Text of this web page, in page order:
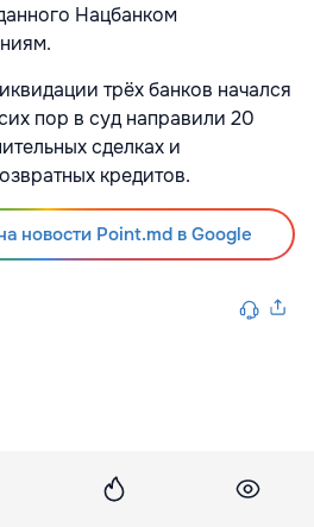
Нацбанком
трёх банков начался
пор в суд направили 20
сделках и
кредитов.
новости Point.md в Google